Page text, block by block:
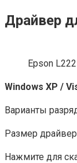
Драйвер
Epson L222
Windows XP /
Варианты
Размер
Нажмите для